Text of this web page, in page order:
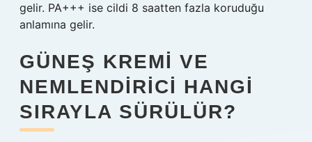
gelir. PA+++ ise cildi 8 saatten fazla koruduğu
anlamına gelir.
GÜNEŞ KREMI VE
NEMLENDIRICI HANGI
SIRAYLA SÜRÜLÜR?